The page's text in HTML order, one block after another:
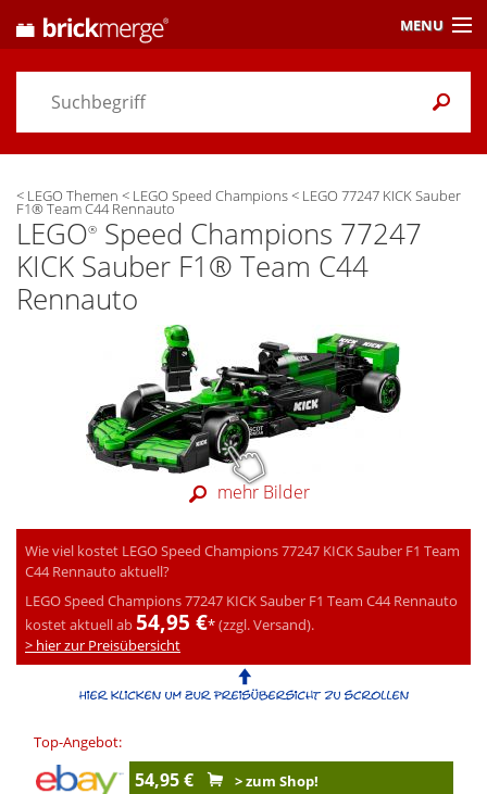
< LEGO Themen < LEGO Speed Champions< LEGO 77247 KICK Sauber
F1® Team C44 Rennauto
LEGO® Speed Champions 77247
KICK Sauber F1® Team C44
Rennauto
mehr Bilder
Wie viel kostet LEGO Speed Champions 77247 KICK Sauber F1 Team
C44 Rennauto aktuell?
LEGO Speed Champions 77247 KICK Sauber F1 Team C44 Rennauto
kostet aktuell ab 54,95 €*(zzgl. Versand).
> hier zur Preisübersicht
Top-Angebot:
54,95 € > zum Shop!
MENU
Preisvergleich
Themen/ Händler
Alarme& Wunschlisten
Einstellungen